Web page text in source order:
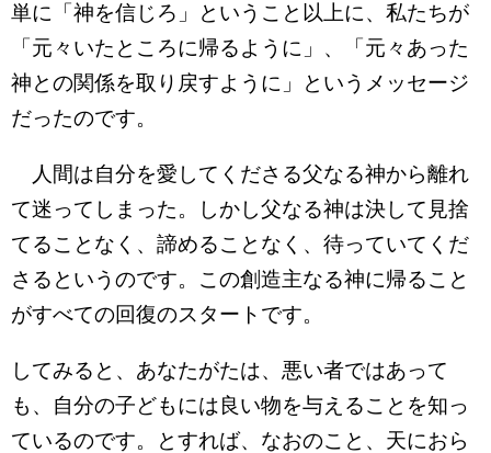
単に「神を信じろ」ということ以上に、私たちが
「元々いたところに帰るように」、「元々あった
神との関係を取り戻すように」というメッセージ
だったのです。
人間は自分を愛してくださる父なる神から離れ
て迷ってしまった。しかし父なる神は決して見捨
てることなく、諦めることなく、待っていてくだ
さるというのです。この創造主なる神に帰ること
がすべての回復のスタートです。
してみると、あなたがたは、悪い者ではあって
も、自分の子どもには良い物を与えることを知っ
ているのです。とすれば、なおのこと、天におら